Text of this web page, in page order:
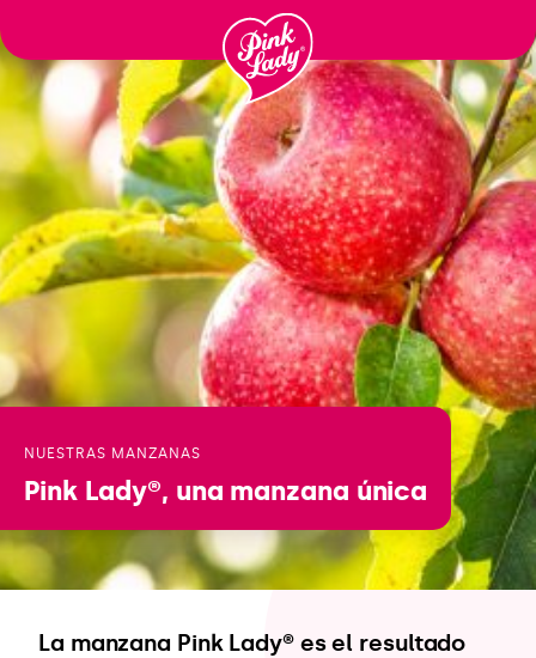
au
contenu
NUESTRAS MANZANAS
Pink Lady®, una manzana única
La manzana Pink Lady® es el resultado